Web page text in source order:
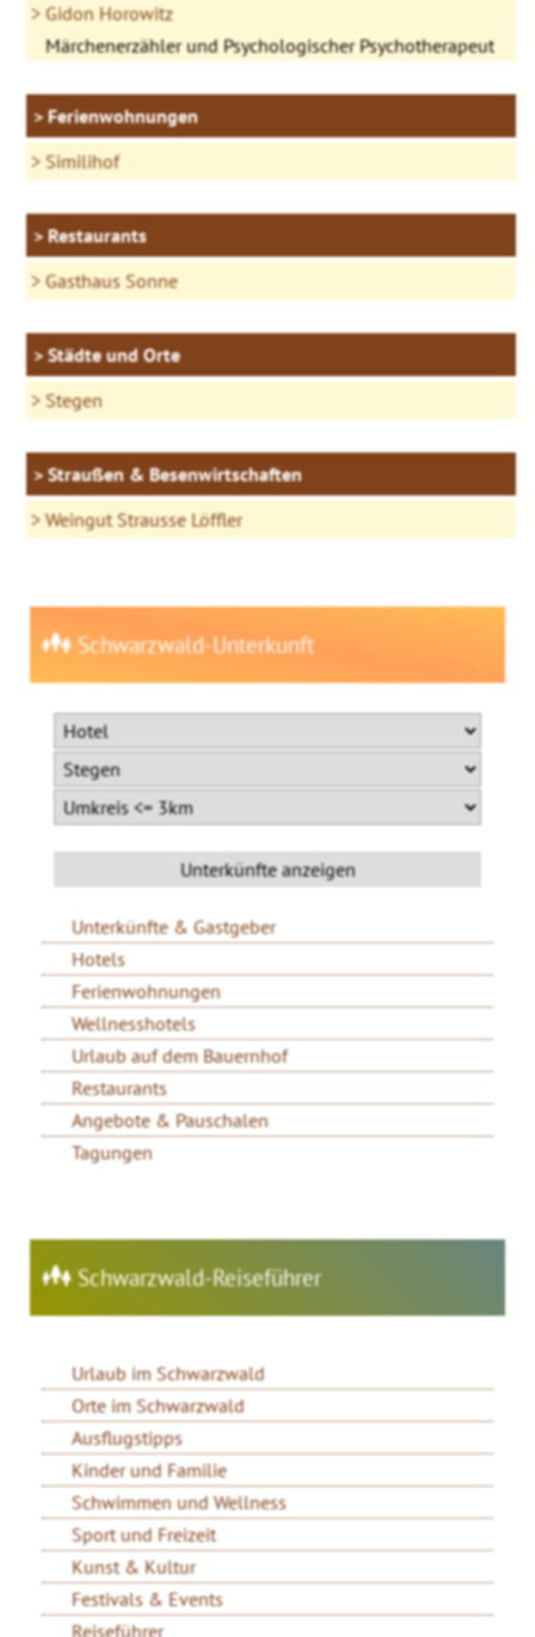
Gidon Horowitz
Märchenerzähler und Psychologischer Psychotherapeut
Ferienwohnungen
Similihof
Restaurants
Gasthaus Sonne
Städte und Orte
Stegen
Straußen & Besenwirtschaften
Weingut Strausse Löffler
Schwarzwald-Unterkunft
Unterkünfte & Gastgeber
Hotels
Ferienwohnungen
Wellnesshotels
Urlaub auf dem Bauernhof
Restaurants
Angebote & Pauschalen
Tagungen
Schwarzwald-Reiseführer
Urlaub im Schwarzwald
Orte im Schwarzwald
Ausflugstipps
Kinder und Familie
Schwimmen und Wellness
Sport und Freizeit
Kunst & Kultur
Festivals & Events
Reiseführer